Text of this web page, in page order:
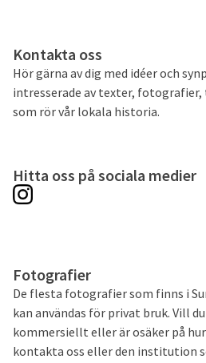
Kontakta oss
Hör gärna av dig med idéer och
intresserade av texter, fotografier,
som rör vår lokala historia.
Hitta oss på sociala medier
Fotografier
De flesta fotografier som finns i
kan användas för privat bruk. Vill
kommersiellt eller är osäker på
kontakta oss eller den institution